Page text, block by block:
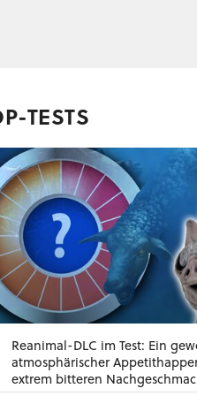
TESTS
Reanimal-DLC im Test: Ein
atmosphärischer
extrem bitteren